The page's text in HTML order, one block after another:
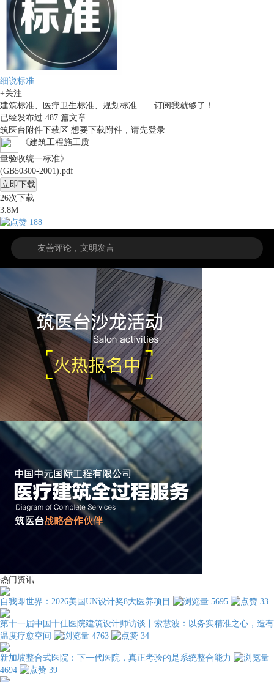
细说标准
+关注
建筑标准、医疗卫生标准、规划标准……订阅我就够了！
已经发布过 487 篇文章
筑医台附件下载区 想要下载附件，请先登录
《建筑工程施工质
量验收统一标准》
(GB50300-2001).pdf
立即下载
26次下载
3.8M
188
热门资讯
自我即世界：2026美国UN设计奖8大医养项目 5695 33
第十一届中国十佳医院建筑设计师访谈丨索慧波：以务实精准之心，造有
温度疗愈空间
4763 34
新加坡整合式医院：下一代医院，真正考验的是系统整合能力
4694
39